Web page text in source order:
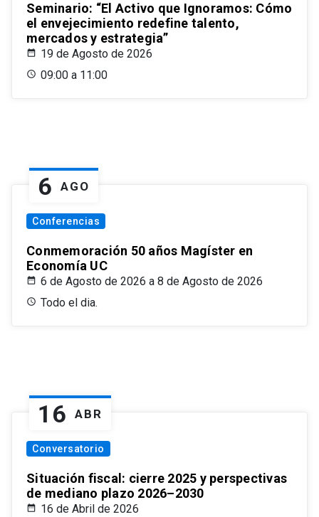
Seminario: “El Activo que Ignoramos: Cómo
el envejecimiento redefine talento,
mercados y estrategia”
19 de Agosto de 2026
09:00 a 11:00
6 AGO
Conferencias
Conmemoración 50 años Magíster en
Economía UC
6 de Agosto de 2026 a 8 de Agosto de 2026
Todo el dia.
16 ABR
Conversatorio
Situación fiscal: cierre 2025 y perspectivas
de mediano plazo 2026–2030
16 de Abril de 2026